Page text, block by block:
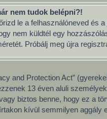
nem tudok belépni?!
le a felhasználóneved
nem küldtél egy
Próbálj meg újra
and Protection Act”
13 éven aluli
biztos benne, hogy ez a
kívül semmilyen aggály